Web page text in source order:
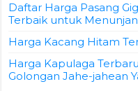
Daftar Harga Pasang
Terbaik untuk
Harga Kacang Hitam
Harga Kapulaga
Golongan Jahe-jahean